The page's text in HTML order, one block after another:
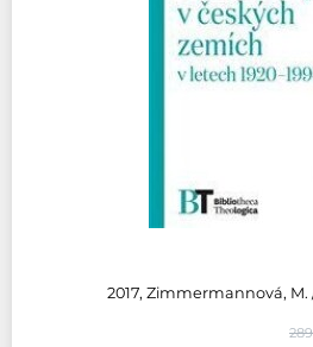
2017, Zimmermannová,